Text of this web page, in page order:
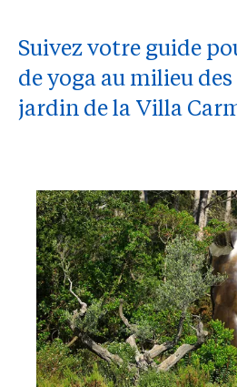
Suivez votre guide
de yoga au milieu
jardin de la Villa